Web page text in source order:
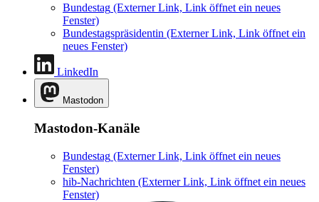
Bundestag (Externer Link, Link öffnet ein neues
Fenster)
Bundestagspräsidentin (Externer Link, Link öffnet ein
neues Fenster)
LinkedIn
Mastodon
Mastodon-Kanäle
Bundestag (Externer Link, Link öffnet ein neues
Fenster)
hib-Nachrichten (Externer Link, Link öffnet ein neues
Fenster)